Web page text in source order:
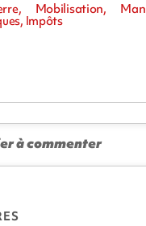
Mobilisation,
Impôts